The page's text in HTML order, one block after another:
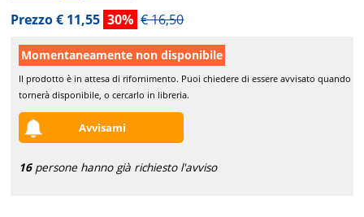
Prezzo € 11,55 30% € 16,50
Momentaneamente non disponibile
Il prodotto è in attesa di rifornimento. Puoi chiedere di essere avvisato quando
tornerà disponibile, o cercarlo in libreria.
Avvisami
16persone hanno già richiesto l'avviso